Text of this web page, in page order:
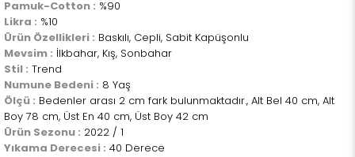
Pamuk-Cotton : %90
Likra : %10
Ürün Özellikleri : Baskılı, Cepli, Sabit Kapüşonlu
Mevsim : İlkbahar, Kış, Sonbahar
Stil : Trend
Numune Bedeni : 8 Yaş
Ölçü : Bedenler arası 2 cm fark bulunmaktadır., Alt Bel 40 cm, Alt
Boy 78 cm, Üst En 40 cm, Üst Boy 42 cm
Ürün Sezonu : 2022 / 1
Yıkama Derecesi : 40 Derece